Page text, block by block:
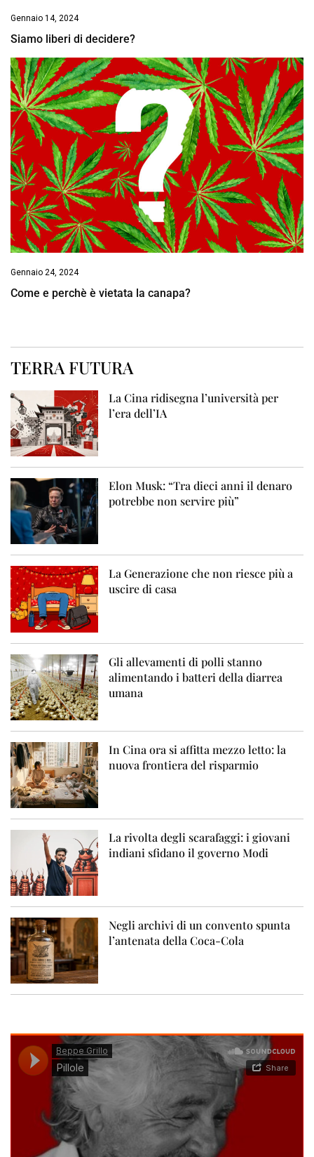
Gennaio 14, 2024
Siamo liberi di decidere?
Gennaio 24, 2024
Come e perchè è vietata la canapa?
TERRA FUTURA
La Cina ridisegna l’università per
l’era dell’IA
Elon Musk: “Tra dieci anni il denaro
potrebbe non servire più”
La Generazione che non riesce più a
uscire di casa
Gli allevamenti di polli stanno
alimentando i batteri della diarrea
umana
In Cina ora si affitta mezzo letto: la
nuova frontiera del risparmio
La rivolta degli scarafaggi: i giovani
indiani sfidano il governo Modi
Negli archivi di un convento spunta
l’antenata della Coca-Cola